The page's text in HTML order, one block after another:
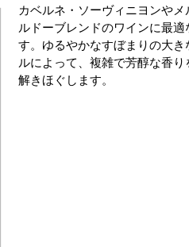
カベルネ・ソーヴィニヨンや
ルドーブレンドのワインに最適
す。ゆるやかなすぼまりの大き
ルによって、複雑で芳醇な香り
解きほぐします。